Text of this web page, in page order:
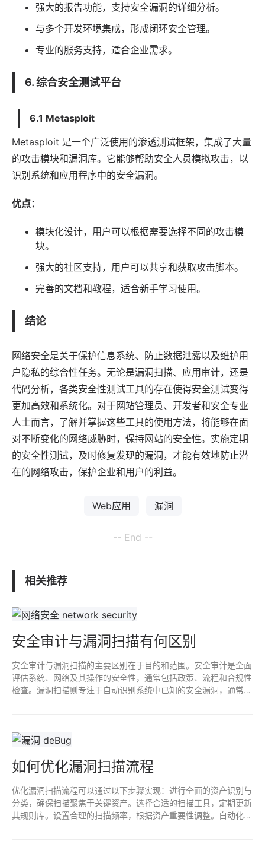
强大的报告功能，支持安全漏洞的详细分析。
与多个开发环境集成，形成闭环安全管理。
专业的服务支持，适合企业需求。
6. 综合安全测试平台
6.1 Metasploit
Metasploit 是一个广泛使用的渗透测试框架，集成了大量
的攻击模块和漏洞库。它能够帮助安全人员模拟攻击，以
识别系统和应用程序中的安全漏洞。
优点：
模块化设计，用户可以根据需要选择不同的攻击模
块。
强大的社区支持，用户可以共享和获取攻击脚本。
完善的文档和教程，适合新手学习使用。
结论
网络安全是关于保护信息系统、防止数据泄露以及维护用
户隐私的综合性任务。无论是漏洞扫描、应用审计，还是
代码分析，各类安全性测试工具的存在使得安全测试变得
更加高效和系统化。对于网站管理员、开发者和安全专业
人士而言，了解并掌握这些工具的使用方法，将能够在面
对不断变化的网络威胁时，保持网站的安全性。实施定期
的安全性测试，及时修复发现的漏洞，才能有效地防止潜
在的网络攻击，保护企业和用户的利益。
Web应用 漏洞
-- End --
相关推荐
安全审计与漏洞扫描有何区别
安全审计与漏洞扫描的主要区别在于目的和范围。安全审计是全面
评估系统、网络及其操作的安全性，通常包括政策、流程和合规性
检查。漏洞扫描则专注于自动识别系统中已知的安全漏洞，通常作
如何优化漏洞扫描流程
优化漏洞扫描流程可以通过以下步骤实现：进行全面的资产识别与
分类，确保扫描聚焦于关键资产。选择合适的扫描工具，定期更新
其规则库。设置合理的扫描频率，根据资产重要性调整。自动化报